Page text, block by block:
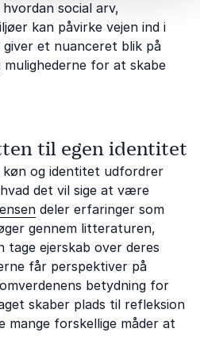
social arv,
kan påvirke vejen ind i
et nuanceret blik på
for at skabe
til egen identitet
og identitet udfordrer
det vil sige at være
deler erfaringer som
gennem litteraturen,
tage ejerskab over deres
får perspektiver på
betydning for
skaber plads til refleksion
mange forskellige måder at